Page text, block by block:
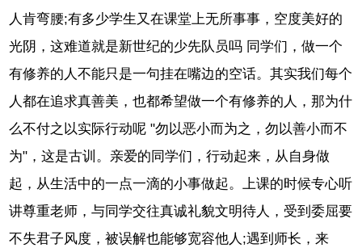
人肯弯腰;有多少学生又在课堂上无所事事，空度美好的
光阴，这难道就是新世纪的少先队员吗 同学们，做一个
有修养的人不能只是一句挂在嘴边的空话。其实我们每个
人都在追求真善美，也都希望做一个有修养的人，那为什
么不付之以实际行动呢 "勿以恶小而为之，勿以善小而不
为"，这是古训。亲爱的同学们，行动起来，从自身做
起，从生活中的一点一滴的小事做起。上课的时候专心听
讲尊重老师，与同学交往真诚礼貌文明待人，受到委屈要
不失君子风度，被误解也能够宽容他人;遇到师长，来